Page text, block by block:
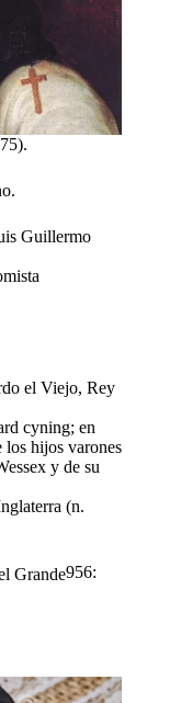
cyning; en
los hijos varones
y de su
(n.
956: